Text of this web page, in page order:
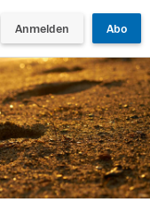
Anmelden Abo